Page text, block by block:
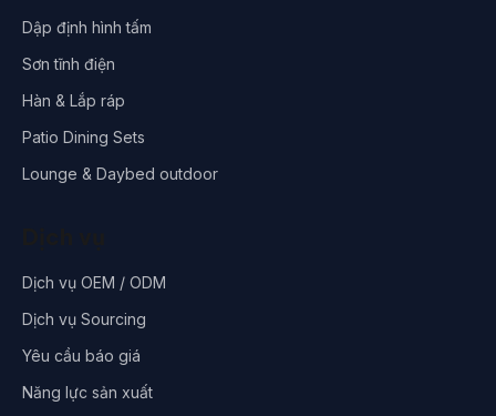
Dập định hình tấm
Sơn tĩnh điện
Hàn & Lắp ráp
Patio Dining Sets
Lounge & Daybed outdoor
Dịch vụ OEM / ODM
Dịch vụ Sourcing
Yêu cầu báo giá
Năng lực sản xuất